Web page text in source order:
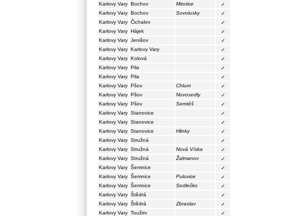
Karlovy Vary Bochov Mirotice
✓
Karlovy Vary Bochov Sovolusky
✓
Karlovy Vary Čichalov
✓
Karlovy Vary Hájek
✓
Karlovy Vary Jenišov
✓
Karlovy Vary Karlovy Vary
✓
Karlovy Vary Kolová
✓
Karlovy Vary Pila
✓
Karlovy Vary Pila
✓
Karlovy Vary Pšov Chlum
✓
Karlovy Vary Pšov Novosedly
✓
Karlovy Vary Pšov Semtěš
✓
Karlovy Vary Stanovice
✓
Karlovy Vary Stanovice
✓
Karlovy Vary Stanovice Hlinky
✓
Karlovy Vary Stružná
✓
Karlovy Vary Stružná Nová Víska
✓
Karlovy Vary Stružná Žalmanov
✓
Karlovy Vary Šemnice
✓
Karlovy Vary Šemnice Pulovice
✓
Karlovy Vary Šemnice Sedlečko
✓
Karlovy Vary Štědrá
✓
Karlovy Vary Štědrá Zbraslav
✓
Karlovy Vary Toužim
✓